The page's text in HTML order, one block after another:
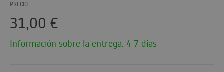
PRECIO
31,00 €
Información sobre la entrega: 4-7 días